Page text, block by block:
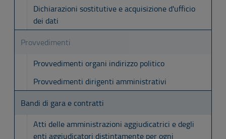
Dichiarazioni sostitutive e acquisizione d'ufficio
dei dati
Provvedimenti
Provvedimenti organi indirizzo politico
Provvedimenti dirigenti amministrativi
Bandi di gara e contratti
Atti delle amministrazioni aggiudicatrici e degli
enti aggiudicatori distintamente per ogni